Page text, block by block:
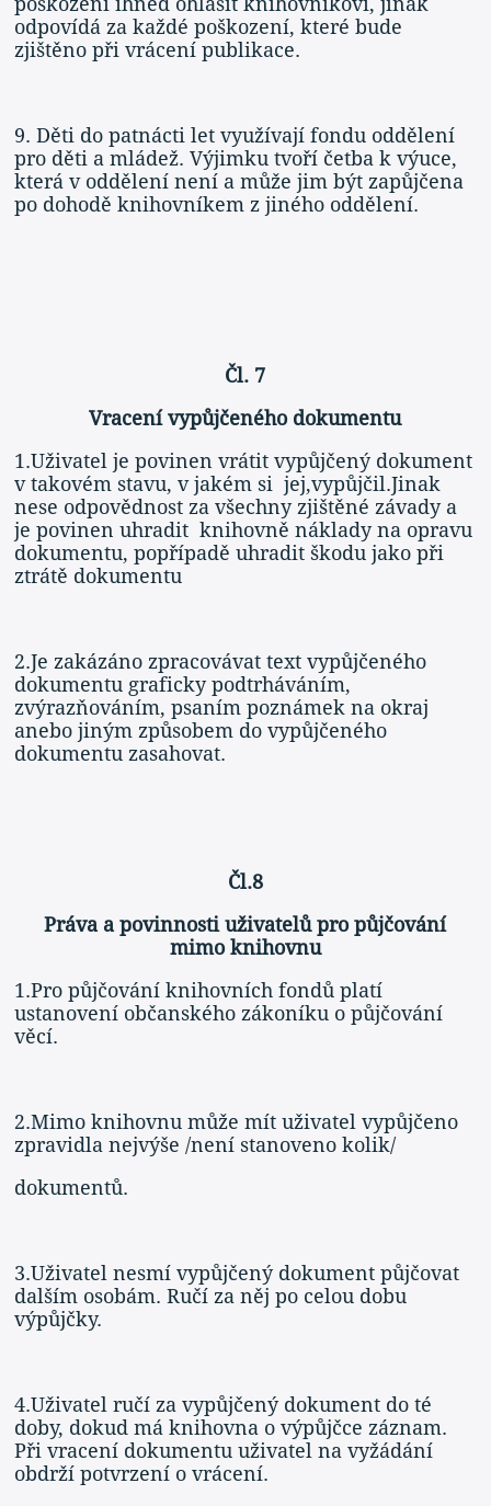
odpovídá za každé poškození, které bude
zjištěno při vrácení publikace.
9. Děti do patnácti let využívají fondu oddělení
pro děti a mládež. Výjimku tvoří četba k výuce,
která v oddělení není a může jim být zapůjčena
po dohodě knihovníkem z jiného oddělení.
Čl. 7
Vracení vypůjčeného dokumentu
1.Uživatel je povinen vrátit vypůjčený dokument
v takovém stavu, v jakém si jej,vypůjčil.Jinak
nese odpovědnost za všechny zjištěné závady a
je povinen uhradit knihovně náklady na opravu
dokumentu, popřípadě uhradit škodu jako při
ztrátě dokumentu
2.Je zakázáno zpracovávat text vypůjčeného
dokumentu graficky podtrháváním,
zvýrazňováním, psaním poznámek na okraj
anebo jiným způsobem do vypůjčeného
dokumentu zasahovat.
Čl.8
Práva a povinnosti uživatelů pro půjčování
mimo knihovnu
1.Pro půjčování knihovních fondů platí
ustanovení občanského zákoníku o půjčování
věcí.
2.Mimo knihovnu může mít uživatel vypůjčeno
zpravidla nejvýše /není stanoveno kolik/
dokumentů.
3.Uživatel nesmí vypůjčený dokument půjčovat
dalším osobám. Ručí za něj po celou dobu
výpůjčky.
4.Uživatel ručí za vypůjčený dokument do té
doby, dokud má knihovna o výpůjčce záznam.
Při vracení dokumentu uživatel na vyžádání
obdrží potvrzení o vrácení.